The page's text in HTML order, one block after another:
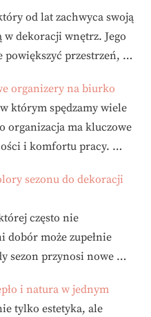
od lat zachwyca swoją
dekoracji wnętrz. Jego
powiększyć przestrzeń, …
organizery na biurko
którym spędzamy wiele
organizacja ma kluczowe
i komfortu pracy. …
sezonu do dekoracji
często nie
dobór może zupełnie
sezon przynosi nowe …
i natura w jednym
tylko estetyka, ale